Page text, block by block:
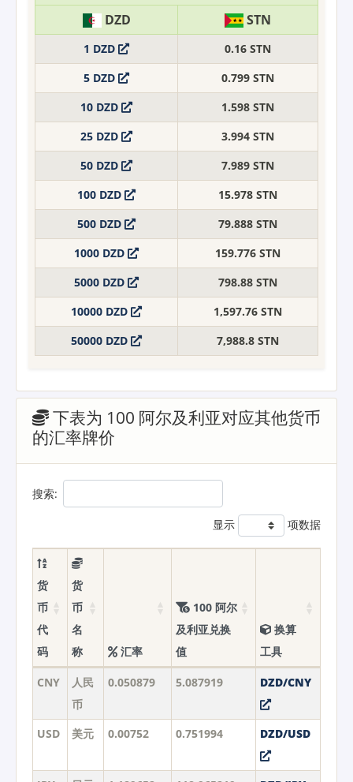
DZD
STN
1 DZD
0.16 STN
5 DZD
0.799 STN
10 DZD
1.598 STN
25 DZD
3.994 STN
50 DZD
7.989 STN
100 DZD
15.978 STN
500 DZD
79.888 STN
1000 DZD
159.776 STN
5000 DZD
798.88 STN
10000 DZD
1,597.76 STN
50000 DZD
7,988.8 STN
下表为 100 阿尔及利亚对应其他货币
的汇率牌价
搜索:
显示 项数据
货
币
代
码
货
币
名
称
汇率
100 阿尔
及利亚兑换
值
换算
工具
CNY
人民
币
0.050879 5.087919 DZD/CNY
USD 美元 0.00752 0.751994 DZD/USD